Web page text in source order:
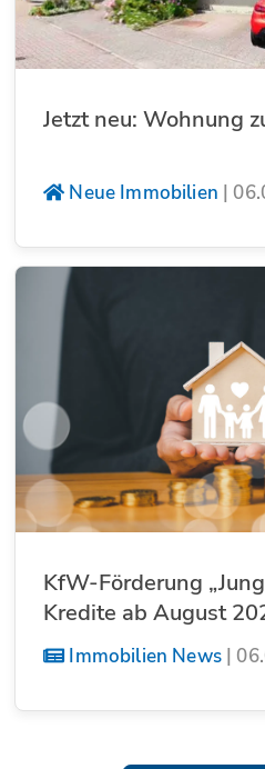
Jetzt neu: Wohnung
Neue Immobilien |
KfW-Förderung
Kredite ab August
Immobilien News|